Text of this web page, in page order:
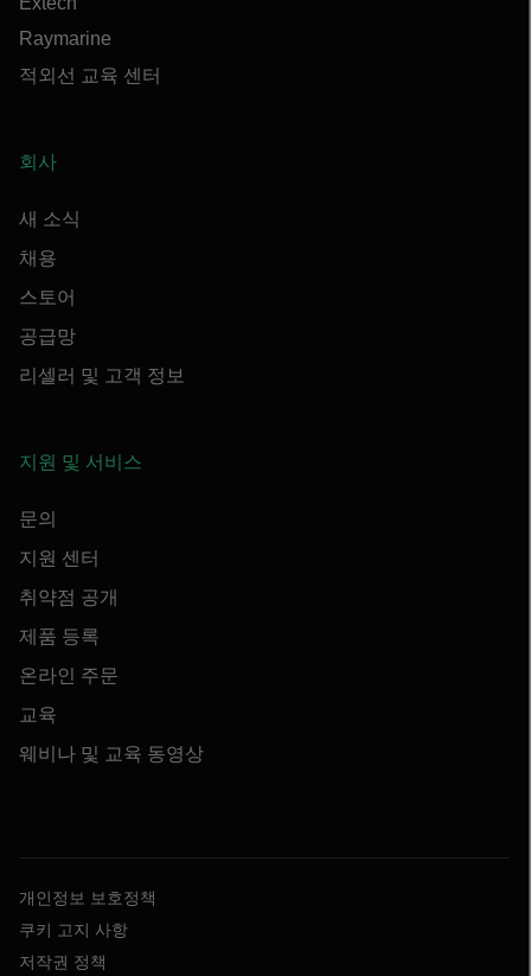
Raymarine
적외선 교육 센터
회사
새 소식
채용
스토어
공급망
리셀러 및 고객 정보
지원 및 서비스
문의
지원 센터
취약점 공개
제품 등록
온라인 주문
교육
웨비나 및 교육 동영상
개인정보 보호정책
쿠키 고지 사항
저작권 정책